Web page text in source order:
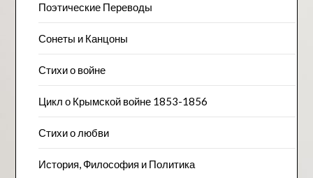
Поэтические Переводы
Сонеты и Канцоны
Стихи о войне
Цикл о Крымской войне 1853-1856
Стихи о любви
История, Философия и Политика